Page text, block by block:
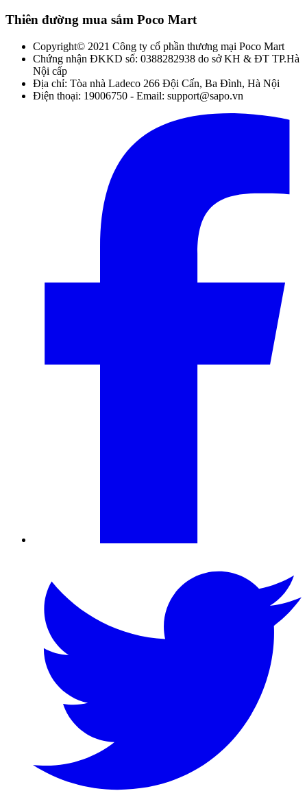
Thiên đường mua sắm Poco Mart
Copyright© 2021 Công ty cổ phần thương mại Poco Mart
Chứng nhận ĐKKD số: 0388282938 do sở KH & ĐT TP.Hà
Nội cấp
Địa chỉ: Tòa nhà Ladeco 266 Đội Cấn, Ba Đình, Hà Nội
Điện thoại: 19006750 - Email: support@sapo.vn